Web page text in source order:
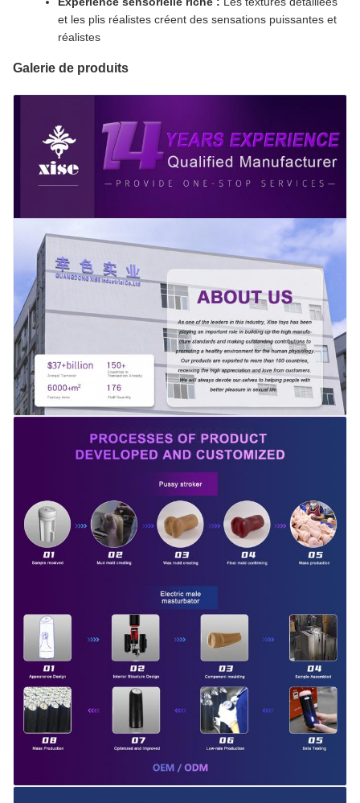
et les plis réalistes créent des sensations puissantes et
réalistes
Galerie de produits